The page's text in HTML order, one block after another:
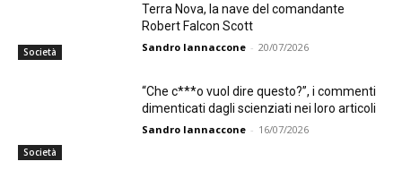
Società
Terra Nova, la nave del comandante
Robert Falcon Scott
Sandro Iannaccone - 20/07/2026
Società
“Che c***o vuol dire questo?”, i commenti
dimenticati dagli scienziati nei loro articoli
Sandro Iannaccone - 16/07/2026